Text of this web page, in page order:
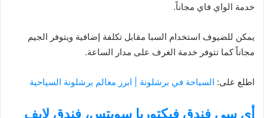
خدمة الواي فاي مجاناً.
يمكن للضيوف استخدام السبا مقابل تكلفة إضافية ويتوفر الجيم
مجاناً كما تتوفر خدمة الغرف على مدار الساعة.
اطلع على: السياحة في برشلونة | ابرز معالم برشلونة السياحية
أي سي فندق فيكتوريا سويتس، فندق لايف